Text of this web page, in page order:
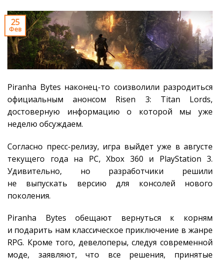
25
Фев
Piranha Bytes наконец-то соизволили разродиться
официальным анонсом Risen 3: Titan Lords,
достоверную информацию о которой мы уже
неделю обсуждаем.
Согласно пресс-релизу, игра выйдет уже в августе
текущего года на PC, Xbox 360 и PlayStation 3.
Удивительно, но разработчики решили
не выпускать версию для консолей нового
поколения.
Piranha Bytes обещают вернуться к корням
и подарить нам классическое приключение в жанре
RPG. Кроме того, девелоперы, следуя современной
моде, заявляют, что все решения, принятые